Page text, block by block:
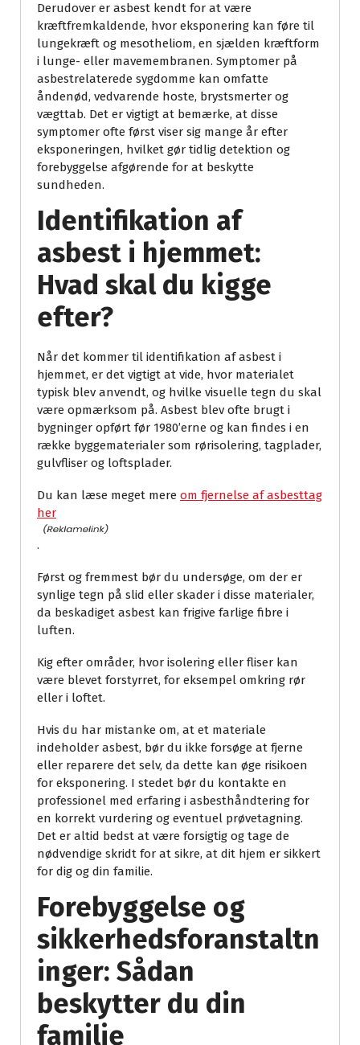
Derudover er asbest kendt for at være
kræftfremkaldende, hvor eksponering kan føre til
lungekræft og mesotheliom, en sjælden kræftform
i lunge- eller mavemembranen. Symptomer på
asbestrelaterede sygdomme kan omfatte
åndenød, vedvarende hoste, brystsmerter og
vægttab. Det er vigtigt at bemærke, at disse
symptomer ofte først viser sig mange år efter
eksponeringen, hvilket gør tidlig detektion og
forebyggelse afgørende for at beskytte
sundheden.
Identifikation af
asbest i hjemmet:
Hvad skal du kigge
efter?
Når det kommer til identifikation af asbest i
hjemmet, er det vigtigt at vide, hvor materialet
typisk blev anvendt, og hvilke visuelle tegn du skal
være opmærksom på. Asbest blev ofte brugt i
bygninger opført før 1980’erne og kan findes i en
række byggematerialer som rørisolering, tagplader,
gulvfliser og loftsplader.
Du kan læse meget mere om fjernelse af asbesttag
her
.
Først og fremmest bør du undersøge, om der er
synlige tegn på slid eller skader i disse materialer,
da beskadiget asbest kan frigive farlige fibre i
luften.
Kig efter områder, hvor isolering eller fliser kan
være blevet forstyrret, for eksempel omkring rør
eller i loftet.
Hvis du har mistanke om, at et materiale
indeholder asbest, bør du ikke forsøge at fjerne
eller reparere det selv, da dette kan øge risikoen
for eksponering. I stedet bør du kontakte en
professionel med erfaring i asbesthåndtering for
en korrekt vurdering og eventuel prøvetagning.
Det er altid bedst at være forsigtig og tage de
nødvendige skridt for at sikre, at dit hjem er sikkert
for dig og din familie.
Forebyggelse og
sikkerhedsforanstaltn
inger: Sådan
beskytter du din
familie